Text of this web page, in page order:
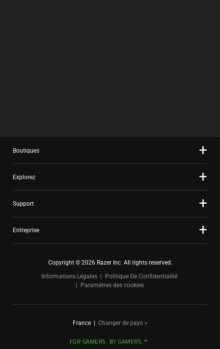
Boutiques
Explorez
Support
Entreprise
Copyright © 2026 Razer Inc. All rights reserved.
Informations Légales
Politique De Confidentialité
Paramètres des cookies
France | Changer de pays >
FOR GAMERS. BY GAMERS.™